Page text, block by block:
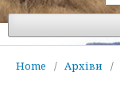
Home / Архіви /